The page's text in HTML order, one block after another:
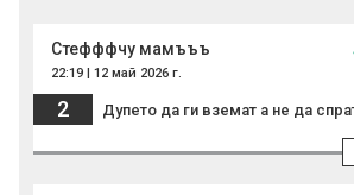
Стефффчу мамъъъ
22:19 | 12 май 2026 г.
2 Дупето да ги вземат а не да